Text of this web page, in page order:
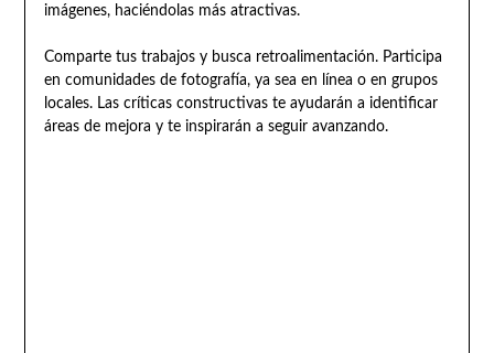
imágenes, haciéndolas más atractivas.
Comparte tus trabajos y busca retroalimentación. Participa
en comunidades de fotografía, ya sea en línea o en grupos
locales. Las críticas constructivas te ayudarán a identificar
áreas de mejora y te inspirarán a seguir avanzando.